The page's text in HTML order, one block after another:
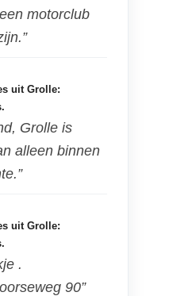
motorclub
uit Grolle:
Grolle is
alleen binnen
uit Grolle:
.
90”